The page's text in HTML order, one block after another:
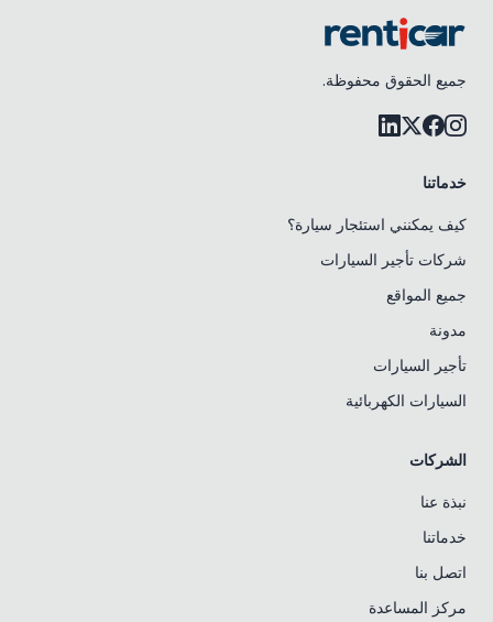
جميع الحقوق محفوظة.
خدماتنا
كيف يمكنني استئجار سيارة؟
شركات تأجير السيارات
جميع المواقع
مدونة
تأجير السيارات
السيارات الكهربائية
الشركات
نبذة عنا
خدماتنا
اتصل بنا
مركز المساعدة